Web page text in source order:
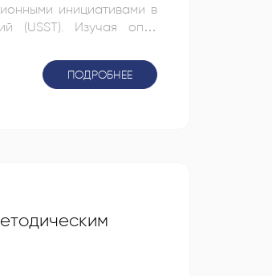
инициативами в
опыт
эти идеи для
ПОДРОБНЕЕ